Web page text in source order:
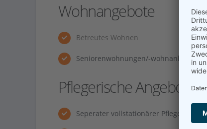
Wohnangebote
Betreutes Wohnen
Seniorenwohnungen/-wohnanlage
Pflegerische Angebote
Seperater vollstationärer Pflegebereich